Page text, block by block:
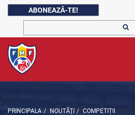
ABONEAZĂ-TE!
PRINCIPALA / NOUTĂŢI / COMPETIȚII